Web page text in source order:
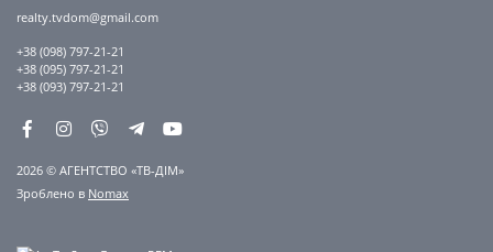
realty.tvdom@gmail.com
+38 (098) 797-21-21
+38 (095) 797-21-21
+38 (093) 797-21-21
2026 © АГЕНТСТВО «ТВ-ДІМ»
Зроблено в Nomax